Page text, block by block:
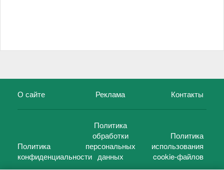
О сайте Реклама Контакты
Политика
конфиденциальности
Политика
обработки
персональных
данных
Политика
использования
cookie-файлов